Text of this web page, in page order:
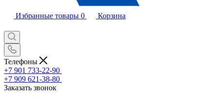
Избранные товары 0 Корзина
Телефоны
+7 901 733-22-90
+7 909 621-38-80
Заказать звонок